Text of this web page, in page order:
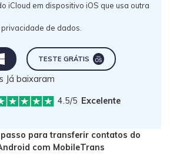
iCloud em dispositivo iOS que usa outra
de dados.
TESTE GRÁTIS
Já baixaram
4.5/5 Excelente
para transferir contatos do
com MobileTrans